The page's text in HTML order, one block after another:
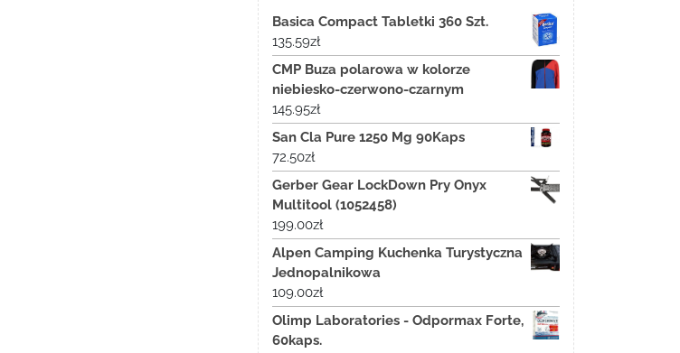
Basica Compact Tabletki 360 Szt.
135.59zł
CMP Buza polarowa w kolorze
niebiesko-czerwono-czarnym
145.95zł
San Cla Pure 1250 Mg 90Kaps
72.50zł
Gerber Gear LockDown Pry Onyx
Multitool (1052458)
199.00zł
Alpen Camping Kuchenka Turystyczna
Jednopalnikowa
109.00zł
Olimp Laboratories - Odpormax Forte,
60kaps.